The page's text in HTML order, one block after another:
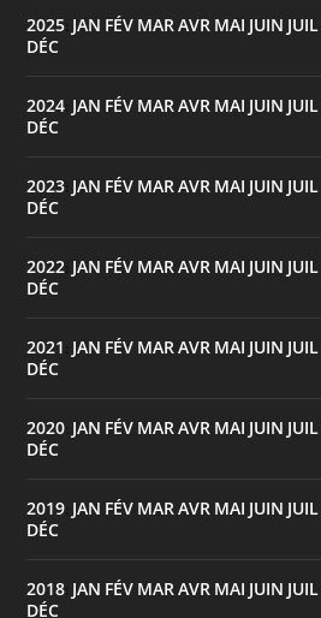
2025 JAN FÉV MARAVR MAI JUIN JUIL
DÉC
2024 JAN FÉV MARAVR MAI JUIN JUIL
DÉC
2023 JAN FÉV MARAVR MAI JUIN JUIL
DÉC
2022 JAN FÉV MARAVR MAI JUIN JUIL
DÉC
2021 JAN FÉV MARAVR MAI JUIN JUIL
DÉC
2020 JAN FÉV MARAVR MAI JUIN JUIL
DÉC
2019 JAN FÉV MARAVR MAI JUIN JUIL
DÉC
2018 JAN FÉV MARAVR MAI JUIN JUIL
DÉC